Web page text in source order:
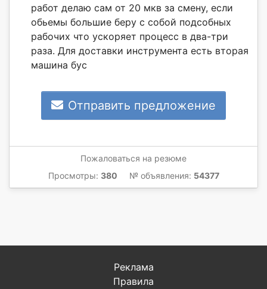
работ делаю сам от 20 мкв за смену, если
обьемы большие беру с собой подсобных
рабочих что ускоряет процесс в два-три
раза. Для доставки инструмента есть вторая
машина бус
Отправить предложение
Пожаловаться на резюме
Просмотры: 380 № объявления: 54377
Реклама
Правила